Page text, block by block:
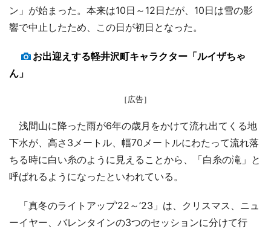
ン」が始まった。本来は10日～12日だが、10日は雪の影
響で中止したため、この日が初日となった。
お出迎えする軽井沢町キャラクター「ルイザちゃ
ん」
［広告］
浅間山に降った雨が6年の歳月をかけて流れ出てくる地
下水が、高さ3メートル、幅70メートルにわたって流れ落
ちる時に白い糸のように見えることから、「白糸の滝」と
呼ばれるようになったといわれている。
「真冬のライトアップ’22～’23」は、クリスマス、ニュ
ーイヤー、バレンタインの3つのセッションに分けて行